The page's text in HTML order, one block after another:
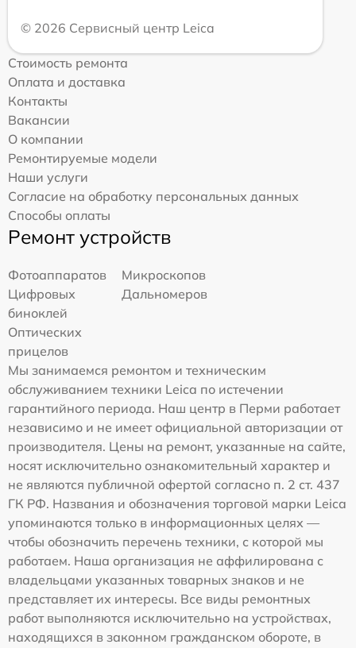
© 2026 Сервисный центр Leica
Стоимость ремонта
Оплата и доставка
Контакты
Вакансии
О компании
Ремонтируемые модели
Наши услуги
Согласие на обработку персональных данных
Способы оплаты
Ремонт устройств
Фотоаппаратов
Микроскопов
Цифровых
биноклей
Дальномеров
Оптических
прицелов
Мы занимаемся ремонтом и техническим
обслуживанием техники Leica по истечении
гарантийного периода. Наш центр в Перми работает
независимо и не имеет официальной авторизации от
производителя. Цены на ремонт, указанные на сайте,
носят исключительно ознакомительный характер и
не являются публичной офертой согласно п. 2 ст. 437
ГК РФ. Названия и обозначения торговой марки Leica
упоминаются только в информационных целях —
чтобы обозначить перечень техники, с которой мы
работаем. Наша организация не аффилирована с
владельцами указанных товарных знаков и не
представляет их интересы. Все виды ремонтных
работ выполняются исключительно на устройствах,
находящихся в законном гражданском обороте, в